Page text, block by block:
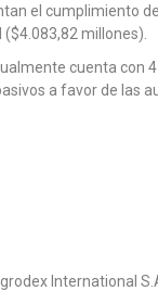
el cumplimiento
millones).
cuenta con
a favor de las
International